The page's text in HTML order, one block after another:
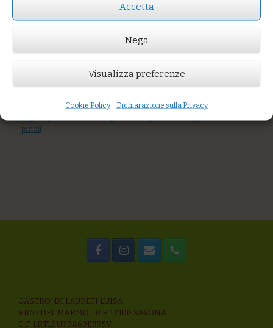
Accetta
Nega
Visualizza preferenze
Cookie Policy Dichiarazione sulla Privacy
AGGIUNGI AL CARRELLO
Pasta di grani antichi con pesto e baccalà
pinoli
GASTRO’ DI LAURETI LUISA
VICO DEL MARMO, 10 R 17100 SAVONA
C.F. LRTLSU79A69E975V